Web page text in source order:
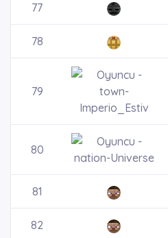
77
78
79
80
81
82